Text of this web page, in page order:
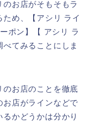
お店がそもそもラ
め、【アシリ ライ
ポン】【 アシリ ラ
てみることにしま
のお店のことを徹底
お店がラインなどで
かどうかは分かり